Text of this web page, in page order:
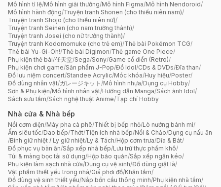
Mô hình tỉ lệ/Mô hình giải thưởng/Mô hình Figma/Mô hình Nendoroid/
Mô hình hành động/Truyện tranh Shonen (cho thiếu niên nam)/
Truyện tranh Shojo (cho thiếu niên nữ)/
Truyện tranh Seinen (cho nam trưởng thành)/
Truyện tranh Josei (cho nữ trưởng thành)/
Truyện tranh Kodomomuke (cho trẻ em)/Thẻ bài Pokémon TCG/
Thẻ bài Yu-Gi-Oh!/Thẻ bài Digimon/Thẻ game One Piece/
Phụ kiện thẻ bài/任天堂/Sega/Sony/Game cổ điển (Retro)/
Phụ kiện chơi game/Sản phẩm J-Pop/Đồ Idol/CDs & DVDs/Đĩa than/
Đồ lưu niệm concert/Standee Acrylic/Móc khóa/Huy hiệu/Poster/
Đồ dùng nhân vật/ガレージキット /Mô hình nhựa/Dụng cụ Hobby/
Sơn & Phụ kiện/Mô hình nhân vật/Hướng dẫn Manga/Sách ảnh Idol/
Sách sưu tầm/Sách nghệ thuật Anime/Tạp chí Hobby
Nhà cửa & Nhà bếp
Nồi cơm điện/Máy pha cà phê/Thiết bị bếp nhỏ/Lò nướng bánh mì/
Ấm siêu tốc/Dao bếp/Thớt/Tiện ích nhà bếp/Nồi & Chảo/Dụng cụ nấu ăn
/Bình giữ nhiệt / Ly giữ nhiệt/Ly & Tách/Hộp cơm trưa/Dĩa & Bát/
Đồ phục vụ bàn ăn/Sắp xếp nhà bếp/Lưu trữ thực phẩm khô/
Túi & màng bọc tái sử dụng/Hộp bảo quản/Sắp xếp ngăn kéo/
Phụ kiện làm sạch nhà cửa/Dụng cụ vệ sinh/Đồ dùng giặt là/
Vật phẩm thiết yếu trong nhà/Giá phơi đồ/Khăn tắm/
Đồ dùng vệ sinh thiết yếu/Nắp bồn cầu thông minh/Phụ kiện nhà tắm/